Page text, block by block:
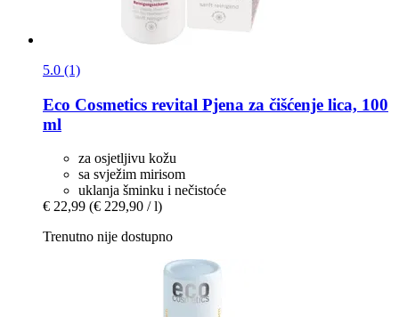
5.0 (1)
Eco Cosmetics revital Pjena za čišćenje lica, 100
ml
za osjetljivu kožu
sa svježim mirisom
uklanja šminku i nečistoće
€ 22,99 (€ 229,90 / l)
Trenutno nije dostupno